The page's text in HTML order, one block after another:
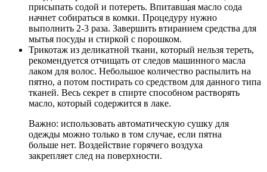
присыпать содой и потереть. Впитавшая масло сода
начнет собираться в комки. Процедуру нужно
выполнить 2-3 раза. Завершить втиранием средства для
мытья посуды и стиркой с порошком.
Трикотаж из деликатной ткани, который нельзя тереть,
рекомендуется отчищать от следов машинного масла
лаком для волос. Небольшое количество распылить на
пятно, а потом постирать со средством для данного типа
тканей. Весь секрет в спирте способном растворять
масло, который содержится в лаке.
Важно: использовать автоматическую сушку для
одежды можно только в том случае, если пятна
больше нет. Воздействие горячего воздуха
закрепляет след на поверхности.